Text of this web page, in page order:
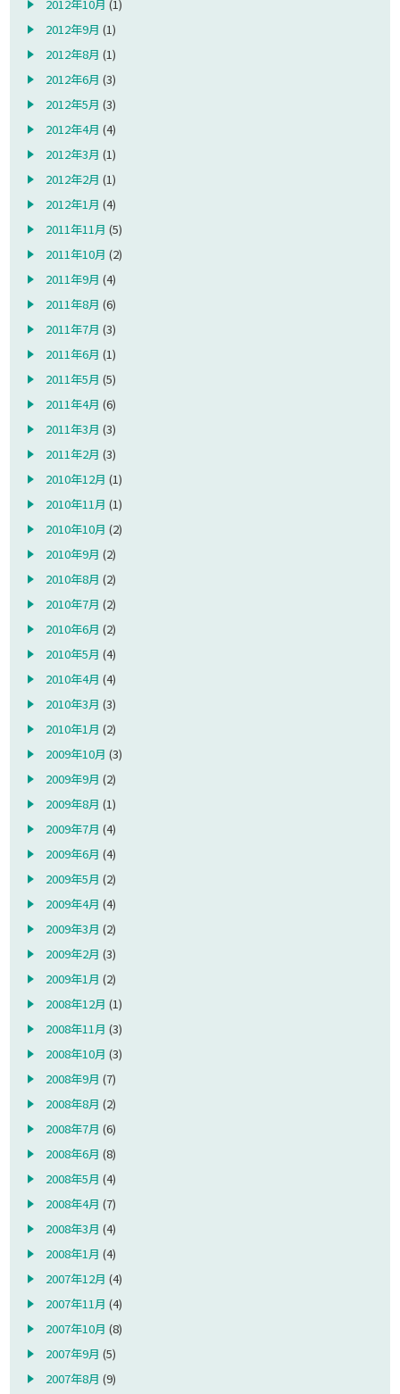
2012年10月 (1)
2012年9月 (1)
2012年8月 (1)
2012年6月 (3)
2012年5月 (3)
2012年4月 (4)
2012年3月 (1)
2012年2月 (1)
2012年1月 (4)
2011年11月 (5)
2011年10月 (2)
2011年9月 (4)
2011年8月 (6)
2011年7月 (3)
2011年6月 (1)
2011年5月 (5)
2011年4月 (6)
2011年3月 (3)
2011年2月 (3)
2010年12月 (1)
2010年11月 (1)
2010年10月 (2)
2010年9月 (2)
2010年8月 (2)
2010年7月 (2)
2010年6月 (2)
2010年5月 (4)
2010年4月 (4)
2010年3月 (3)
2010年1月 (2)
2009年10月 (3)
2009年9月 (2)
2009年8月 (1)
2009年7月 (4)
2009年6月 (4)
2009年5月 (2)
2009年4月 (4)
2009年3月 (2)
2009年2月 (3)
2009年1月 (2)
2008年12月 (1)
2008年11月 (3)
2008年10月 (3)
2008年9月 (7)
2008年8月 (2)
2008年7月 (6)
2008年6月 (8)
2008年5月 (4)
2008年4月 (7)
2008年3月 (4)
2008年1月 (4)
2007年12月 (4)
2007年11月 (4)
2007年10月 (8)
2007年9月 (5)
2007年8月 (9)